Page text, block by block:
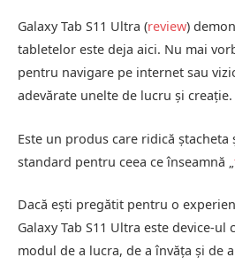
Galaxy Tab S11 Ultra (review)
tabletelor este deja aici. Nu mai
pentru navigare pe internet sau
adevărate unelte de lucru și creație.
Este un produs care ridică ștacheta
standard pentru ceea ce înseamnă „
Dacă ești pregătit pentru o
Galaxy Tab S11 Ultra este device-ul
modul de a lucra, de a învăța și de